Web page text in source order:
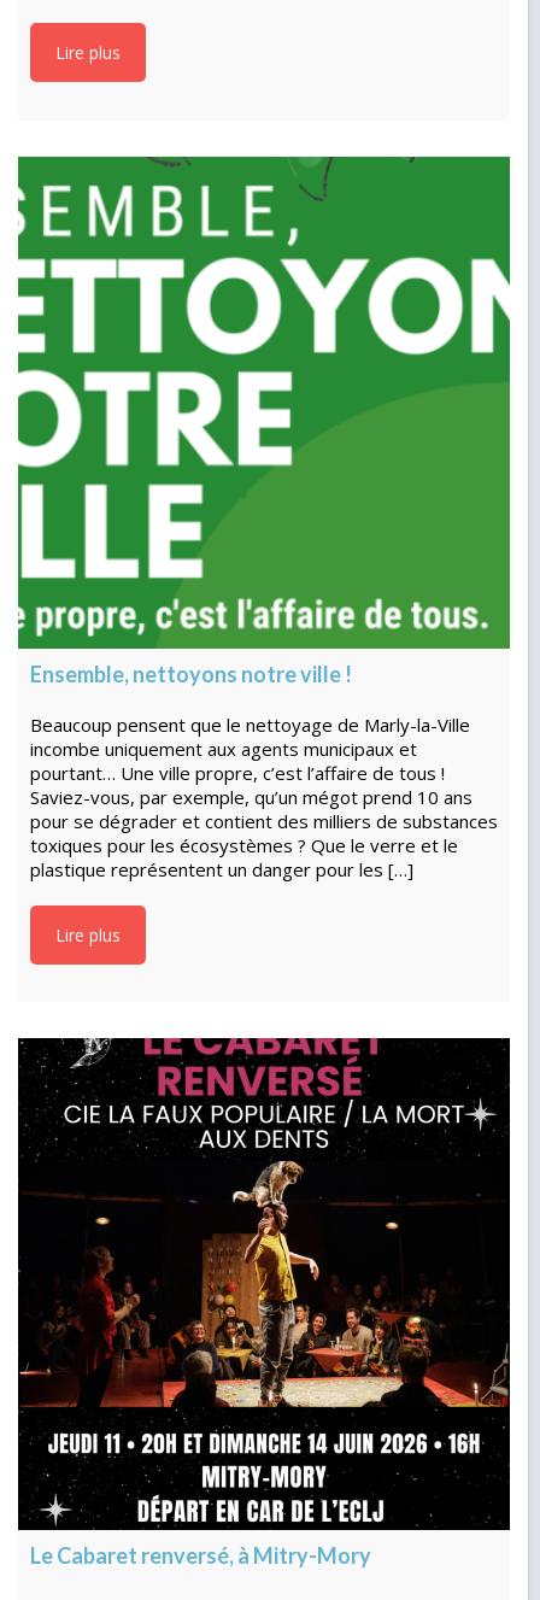
Lire plus
Ensemble, nettoyons notre ville !
Beaucoup pensent que le nettoyage de Marly-la-Ville
incombe uniquement aux agents municipaux et
pourtant… Une ville propre, c’est l’affaire de tous !
Saviez-vous, par exemple, qu’un mégot prend 10 ans
pour se dégrader et contient des milliers de substances
toxiques pour les écosystèmes ? Que le verre et le
plastique représentent un danger pour les […]
Lire plus
Le Cabaret renversé, à Mitry-Mory